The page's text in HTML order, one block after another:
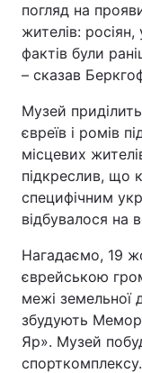
Тема
погляд на
жителів:
фактів були
– сказав
Музей
євреїв і ромів
місцевих
підкреслив, що
специфічним
відбувалося на
Нагадаємо, 19
єврейською
межі земельної
збудують
Яр». Музей
спорткомплексу.